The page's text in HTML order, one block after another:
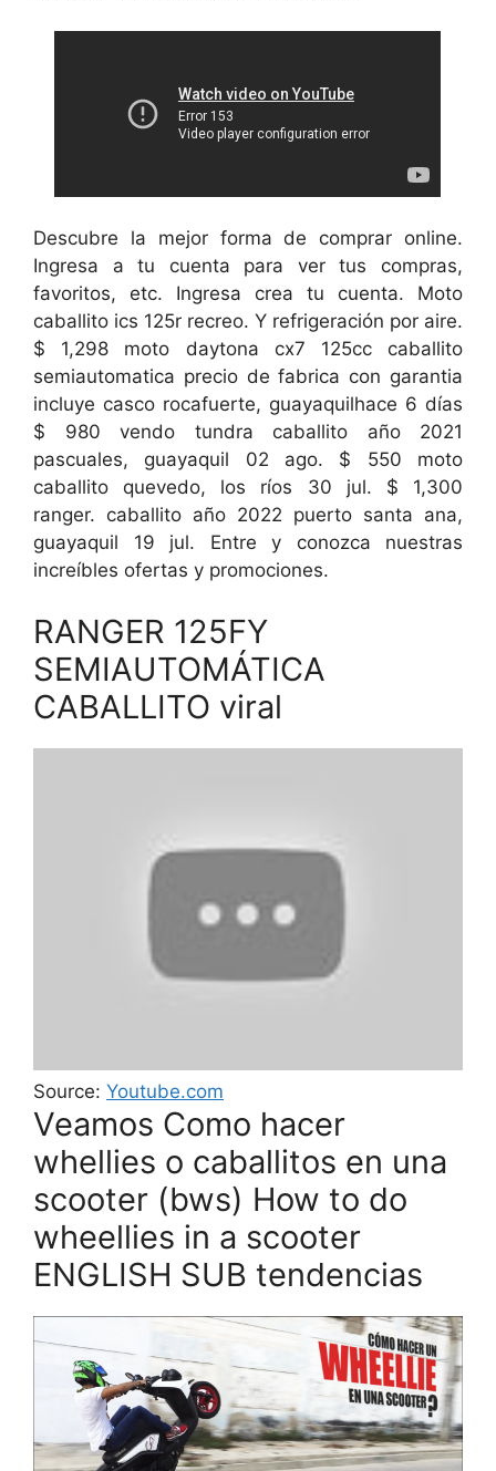
Descubre la mejor forma de comprar online.
Ingresa a tu cuenta para ver tus compras,
favoritos, etc. Ingresa crea tu cuenta. Moto
caballito ics 125r recreo. Y refrigeración por aire.
$ 1,298 moto daytona cx7 125cc caballito
semiautomatica precio de fabrica con garantia
incluye casco rocafuerte, guayaquilhace 6 días
$ 980 vendo tundra caballito año 2021
pascuales, guayaquil 02 ago. $ 550 moto
caballito quevedo, los ríos 30 jul. $ 1,300
ranger. caballito año 2022 puerto santa ana,
guayaquil 19 jul. Entre y conozca nuestras
increíbles ofertas y promociones.
RANGER 125FY
SEMIAUTOMÁTICA
CABALLITO viral
Source: Youtube.com
Veamos Como hacer
whellies o caballitos en una
scooter (bws) How to do
wheellies in a scooter
ENGLISH SUB tendencias